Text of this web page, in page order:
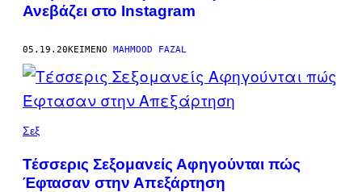
Ανεβάζει στο Instagram
05.19.20ΚΕΊΜΕΝΟ MAHMOOD FAZAL
Σεξ
Τέσσερις Σεξομανείς Αφηγούνται πώς
Έφτασαν στην Απεξάρτηση